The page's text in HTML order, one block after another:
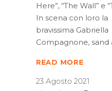
Here”, “The Wall” e
In scena con loro la
bravissima Gabriella
Compagnone, sand
READ MORE
23 Agosto 2021